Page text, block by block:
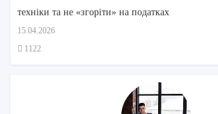
техніки та не «згоріти» на податках
15.04.2026
1122